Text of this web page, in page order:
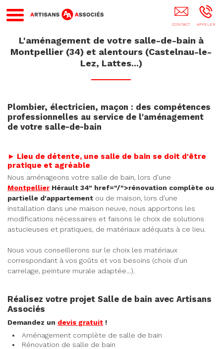
L'aménagement de votre salle-de-bain à
Montpellier (34) et alentours (Castelnau-le-
Lez, Lattes...)
Plombier, électricien, maçon : des compétences
professionnelles au service de l'aménagement
de votre salle-de-bain
► Lieu de détente, une salle de bain se doit d'être
pratique et agréable
Nous aménageons votre salle de bain, lors d'une
Montpellier Hérault 34" href="/">rénovation complète ou
partielle d'appartement ou de maison, lors d'une
installation dans une maison neuve, nous apportons les
modifications nécessaires et faisons le choix de solutions
astucieuses et pratiques, de matériaux adéquats à ce lieu.
Nous vous conseillerons sur le choix les matériaux
correspondant à vos goûts et vos besoins (choix d'un
carrelage, peinture murale adaptée...).
Réalisez votre projet Salle de bain avec Artisans
Associés
Demandez un devis gratuit !
Aménagement complète de salle de bain
Rénovation de salle de bain